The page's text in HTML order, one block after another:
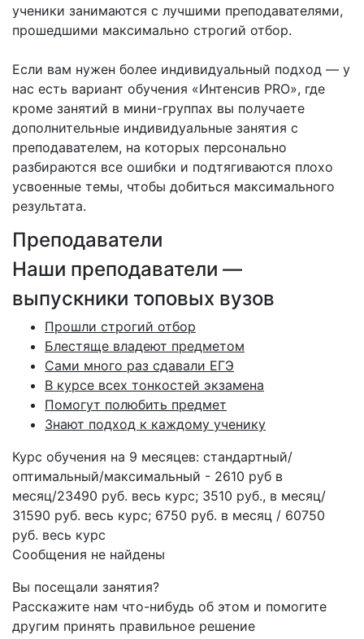
ученики занимаются с лучшими преподавателями,
прошедшими максимально строгий отбор.
Если вам нужен более индивидуальный подход — у
нас есть вариант обучения «Интенсив PRO», где
кроме занятий в мини-группах вы получаете
дополнительные индивидуальные занятия с
преподавателем, на которых персонально
разбираются все ошибки и подтягиваются плохо
усвоенные темы, чтобы добиться максимального
результата.
Преподаватели
Наши преподаватели —
выпускники топовых вузов
Прошли строгий отбор
Блестяще владеют предметом
Сами много раз сдавали ЕГЭ
В курсе всех тонкостей экзамена
Помогут полюбить предмет
Знают подход к каждому ученику
Курс обучения на 9 месяцев: стандартный/
оптимальный/максимальный - 2610 руб в
месяц/23490 руб. весь курс; 3510 руб., в месяц/
31590 руб. весь курс; 6750 руб. в месяц / 60750
руб. весь курс
Сообщения не найдены
Вы посещали занятия?
Расскажите нам что-нибудь об этом и помогите
другим принять правильное решение